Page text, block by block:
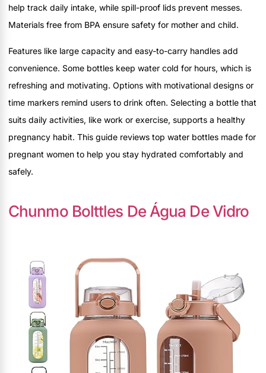
help track daily intake, while spill-proof lids prevent messes.
Materials free from BPA ensure safety for mother and child.
Features like large capacity and easy-to-carry handles add
convenience. Some bottles keep water cold for hours, which is
refreshing and motivating. Options with motivational designs or
time markers remind users to drink often. Selecting a bottle that
suits daily activities, like work or exercise, supports a healthy
pregnancy habit. This guide reviews top water bottles made for
pregnant women to help you stay hydrated comfortably and
safely.
Chunmo Bolttles De Água De Vidro